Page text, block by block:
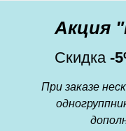
Акция
Скидка -
При заказе